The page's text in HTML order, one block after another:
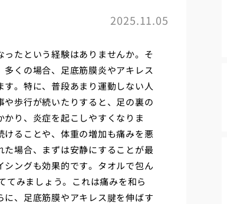
2025.11.05
たという経験はありませんか。そ
くの場合、足底筋膜炎やアキレス
。特に、普段あまり運動しない人
歩行が続いたりすると、足の裏の
り、炎症を起こしやすくなりま
ることや、体重の増加も痛みを悪
場合、まずは安静にすることが最
ングも効果的です。タオルで包ん
てみましょう。これは痛みを和ら
、足底筋膜やアキレス腱を伸ばす